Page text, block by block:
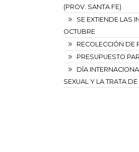
(PROV. SANTA FE)
SE EXTIENDE LAS
OCTUBRE
RECOLECCIÓN DE
PRESUPUESTO
DÍA
SEXUAL Y LA TRATA